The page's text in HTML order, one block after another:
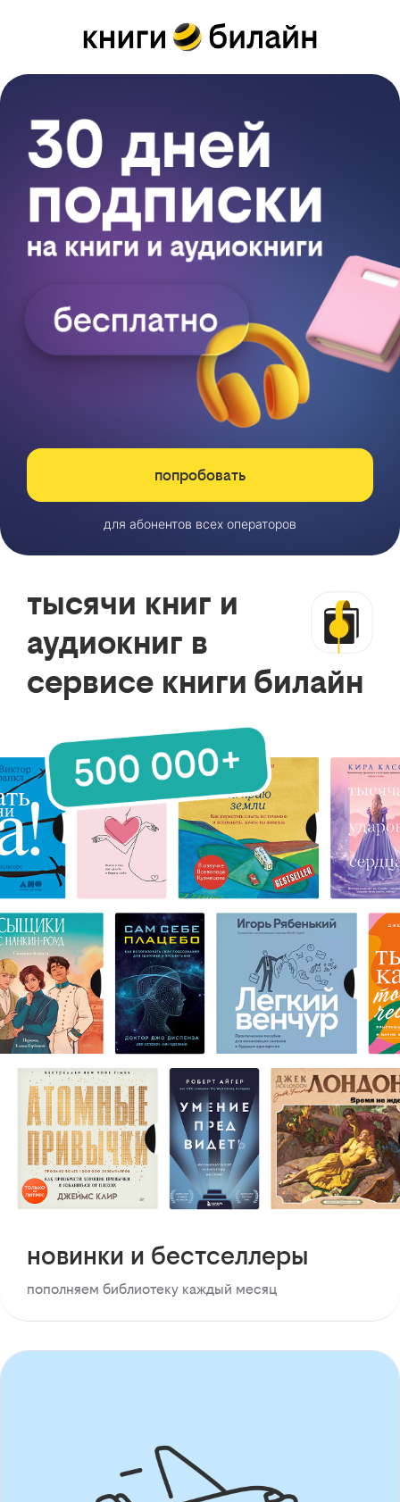
попробовать
для абонентов всех операторов
тысячи книг и
аудиокниг в
сервисе книги билайн
новинки и бестселлеры
пополняем библиотеку каждый месяц